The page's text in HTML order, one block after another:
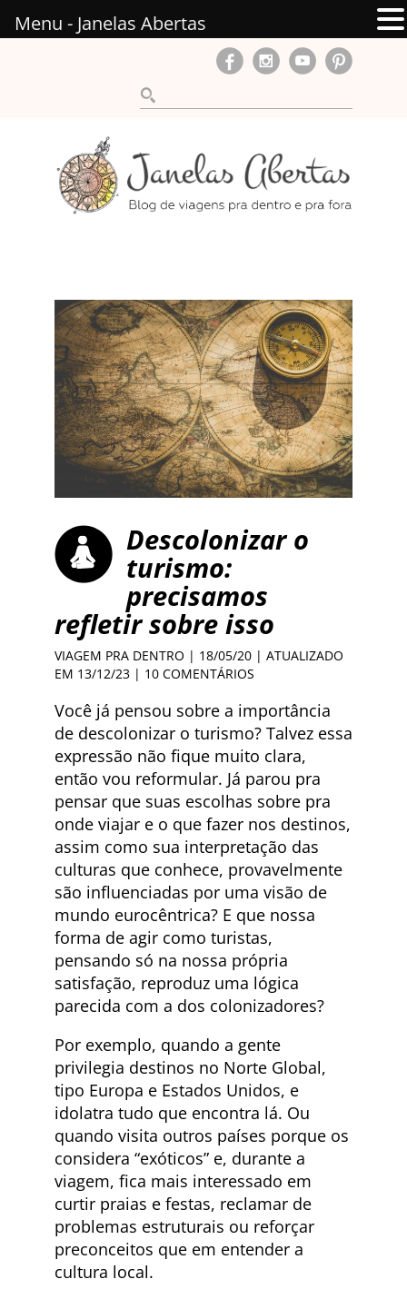
Descolonizar o
turismo:
precisamos
refletir sobre isso
VIAGEM PRA DENTRO | 18/05/20 | ATUALIZADO
EM 13/12/23 | 10 COMENTÁRIOS
Você já pensou sobre a importância
de descolonizar o turismo? Talvez essa
expressão não fique muito clara,
então vou reformular. Já parou pra
pensar que suas escolhas sobre pra
onde viajar e o que fazer nos destinos,
assim como sua interpretação das
culturas que conhece, provavelmente
são influenciadas por uma visão de
mundo eurocêntrica? E que nossa
forma de agir como turistas,
pensando só na nossa própria
satisfação, reproduz uma lógica
parecida com a dos colonizadores?
Por exemplo, quando a gente
privilegia destinos no Norte Global,
tipo Europa e Estados Unidos, e
idolatra tudo que encontra lá. Ou
quando visita outros países porque os
considera “exóticos” e, durante a
viagem, fica mais interessado em
curtir praias e festas, reclamar de
problemas estruturais ou reforçar
preconceitos que em entender a
cultura local.
Menu - Janelas Abertas